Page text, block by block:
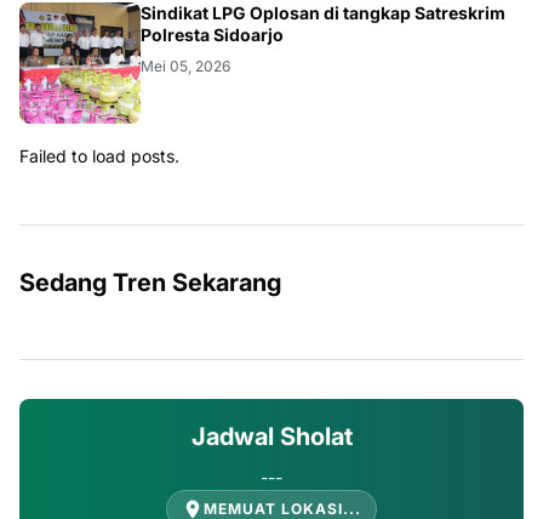
Sindikat LPG Oplosan di tangkap Satreskrim
Polresta Sidoarjo
Mei 05, 2026
Failed to load posts.
Sedang Tren Sekarang
Jadwal Sholat
---
MEMUAT LOKASI...